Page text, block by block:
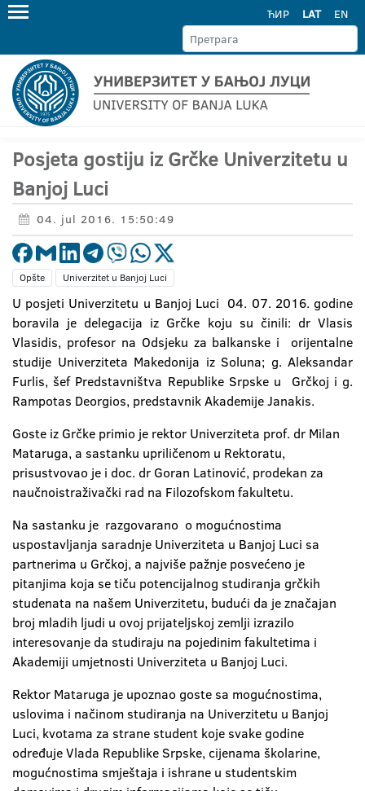
ЋИР LAT EN
Posjeta gostiju iz Grčke Univerzitetu u
Banjoj Luci
04. jul 2016. 15:50:49
Opšte Univerzitet u Banjoj Luci
U posjeti Univerzitetu u Banjoj Luci 04. 07. 2016. godine
boravila je delegacija iz Grčke koju su činili: dr Vlasis
Vlasidis, profesor na Odsjeku za balkanske i orijentalne
studije Univerziteta Makedonija iz Soluna; g. Aleksandar
Furlis, šef Predstavništva Republike Srpske u Grčkoj i g.
Rampotas Deorgios, predstavnik Akademije Janakis.
Goste iz Grčke primio je rektor Univerziteta prof. dr Milan
Mataruga, a sastanku upriličenom u Rektoratu,
prisustvovao je i doc. dr Goran Latinović, prodekan za
naučnoistraživački rad na Filozofskom fakultetu.
Na sastanku je razgovarano o mogućnostima
uspostavljanja saradnje Univerziteta u Banjoj Luci sa
partnerima u Grčkoj, a najviše pažnje posvećeno je
pitanjima koja se tiču potencijalnog studiranja grčkih
studenata na našem Univerzitetu, budući da je značajan
broj mladih ljudi u ovoj prijateljskoj zemlji izrazilo
interesovanje da studiraju na pojedinim fakultetima i
Akademiji umjetnosti Univerziteta u Banjoj Luci.
Rektor Mataruga je upoznao goste sa mogućnostima,
uslovima i načinom studiranja na Univerzitetu u Banjoj
Luci, kvotama za strane student koje svake godine
određuje Vlada Republike Srpske, cijenama školarine,
mogućnostima smještaja i ishrane u studentskim